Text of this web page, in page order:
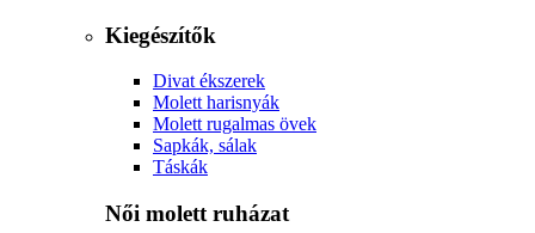
Kiegészítők
Divat ékszerek
Molett harisnyák
Molett rugalmas övek
Sapkák, sálak
Táskák
Női molett ruházat